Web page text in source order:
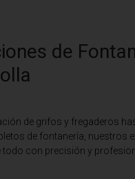
de
de grifos y fregaderos
de fontanería, nuestros
todo con precisión y